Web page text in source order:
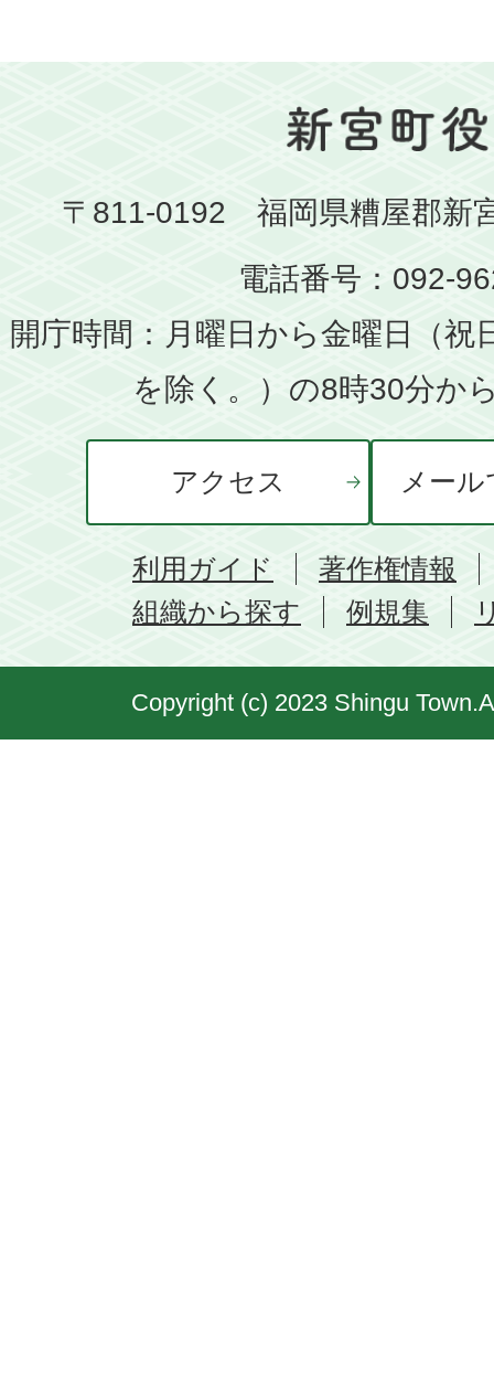
〒811-0192 福岡県糟屋郡新
電話番号：092-
開庁時間：月曜日から金曜日（祝
を除く。）の8時30分か
アクセス メー
利用ガイド
著作権情報
組織から探す
例規集
Copyright (c) 2023 Shingu